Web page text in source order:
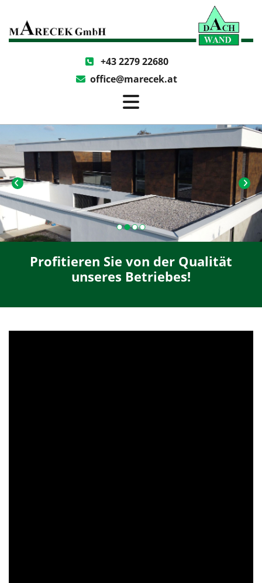
 +43 2279 22680
 office@marecek.at
Profitieren Sie von der Qualität
unseres Betriebes!